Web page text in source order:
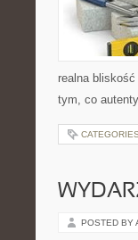
realna
tym, co
POSTED BY